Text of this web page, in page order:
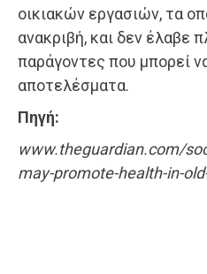
οικιακών εργασιών, τα
ανακριβή, και δεν έλαβε
παράγοντες που μπορεί
αποτελέσματα.
Πηγή:
www.theguardian.com/
may-promote-health-in-